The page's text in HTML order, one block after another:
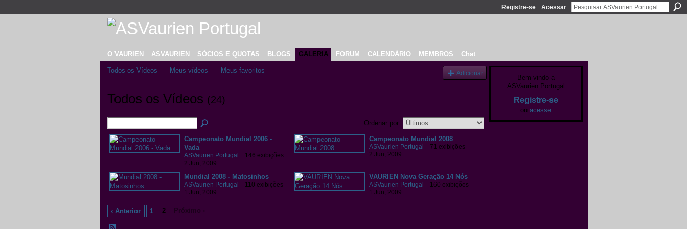
Registre-se Acessar
O VAURIEN ASVAURIEN SÓCIOS E QUOTAS BLOGS GALERIA FORUM CALENDÁRIO MEMBROS Chat
Todos os Vídeos Meus vídeos Meus favoritos Adicionar
Todos os Vídeos (24)
Ordenar por:
Campeonato Mundial 2006 -
Vada
ASVaurien Portugal
2 Jun, 2009
146 exibições
Campeonato Mundial 2008
ASVaurien Portugal
2 Jun, 2009
71 exibições
Mundial 2008 - Matosinhos
ASVaurien Portugal
1 Jun, 2009
110 exibições
VAURIEN Nova Geração 14 Nós
ASVaurien Portugal
1 Jun, 2009
160 exibições
‹ Anterior 1 2 Próximo ›
Bem-vindo a
ASVaurien Portugal
Registre-se
ou acesse